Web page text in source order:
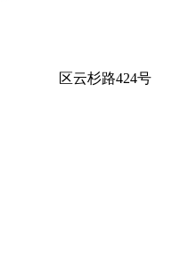
区云杉路424号